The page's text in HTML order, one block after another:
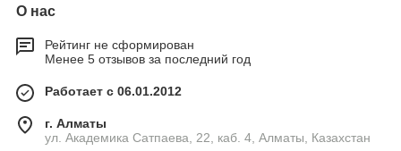
О нас
Рейтинг не сформирован
Менее 5 отзывов за последний год
Работает с 06.01.2012
г. Алматы
ул. Академика Сатпаева, 22, каб. 4, Алматы, Казахстан